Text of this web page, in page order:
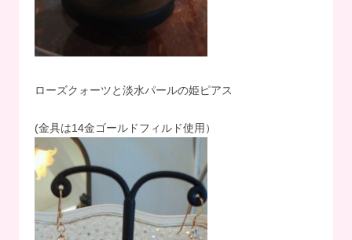
ローズクォーツと淡水パールの姫ピアス
(金具は14金ゴールドフィルド使用）